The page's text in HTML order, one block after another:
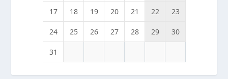
17 18 19 20 21 22 23
24 25 26 27 28 29 30
31